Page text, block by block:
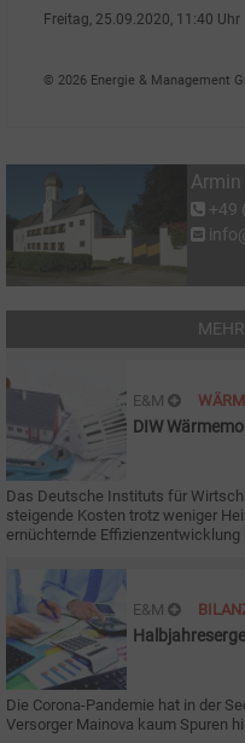
Freitag, 25.09.2020, 11:40 Uhr
© 2026 Energie & Management
+49
E&M
Das Deutsche Instituts für
steigende Kosten trotz weniger
ernüchternde Effizienzentwicklung
E&M
Die Corona-Pandemie hat in der
Versorger Mainova kaum Spuren